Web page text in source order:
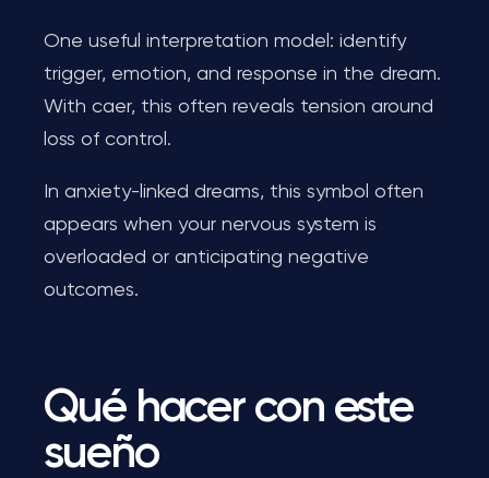
One useful interpretation model: identify
trigger, emotion, and response in the dream.
With caer, this often reveals tension around
loss of control.
In anxiety-linked dreams, this symbol often
appears when your nervous system is
overloaded or anticipating negative
outcomes.
Qué hacer con este
sueño